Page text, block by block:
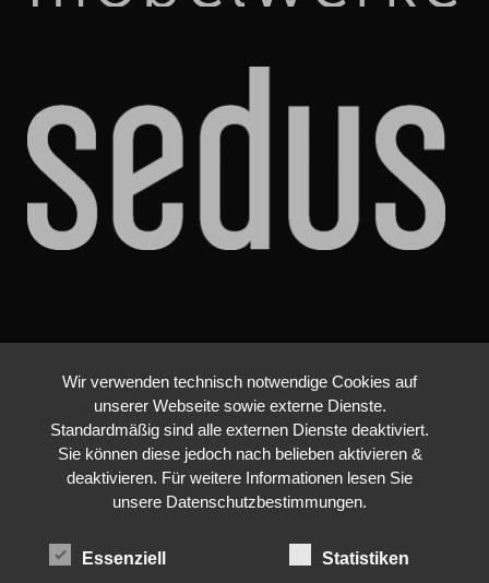
Wir verwenden technisch notwendige Cookies auf
unserer Webseite sowie externe Dienste.
Standardmäßig sind alle externen Dienste deaktiviert.
Sie können diese jedoch nach belieben aktivieren &
deaktivieren. Für weitere Informationen lesen Sie
unsere Datenschutzbestimmungen.
Essenziell Statistiken